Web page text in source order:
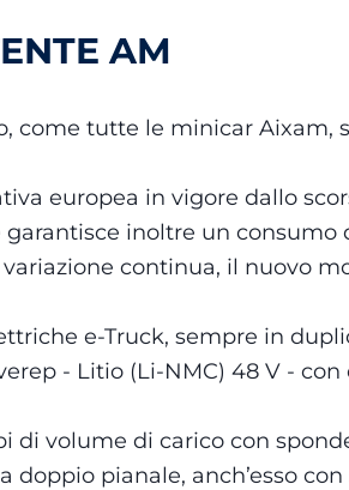
AM
come tutte le minicar Aixam,
europea in vigore dallo
inoltre un
continua, il nuovo
e-Truck, sempre in
- Litio (Li-NMC) 48 V - con
di volume di carico con
pianale, anch’esso